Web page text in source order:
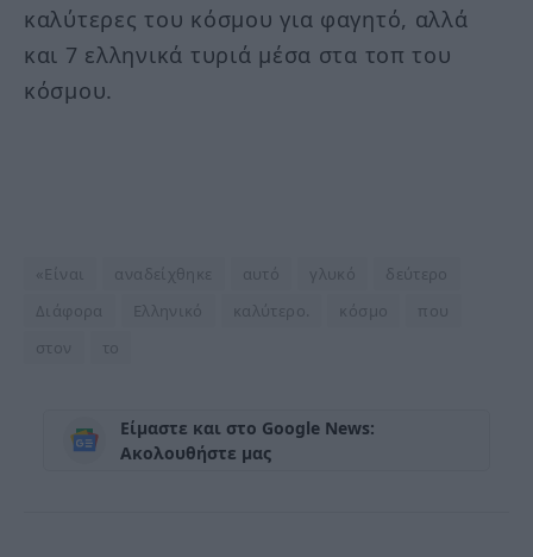
καλύτερες του κόσμου για φαγητό, αλλά
και 7 ελληνικά τυριά μέσα στα τοπ του
κόσμου.
αναδείχθηκε αυτό γλυκό
δεύτερο
Διάφορα
Ελληνικό καλύτερο. κόσμο
που
στον
το
Είμαστε και στο Google News:
Ακολουθήστε μας